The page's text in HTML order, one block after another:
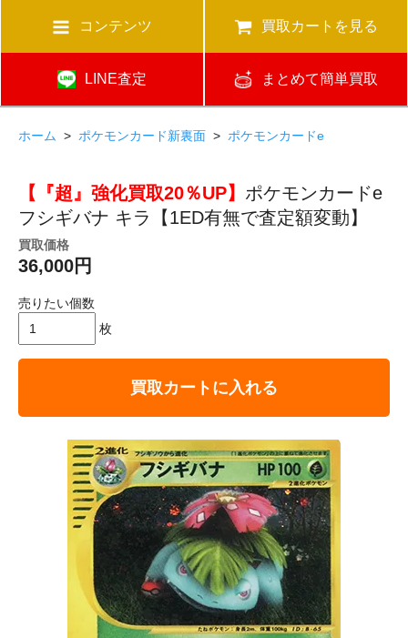
コンテンツ 買取カートを見る
LINE査定 まとめて簡単買取
ホーム > ポケモンカード新裏面 > ポケモンカードe
【『超』強化買取20％UP】 ポケモンカードe
フシギバナ キラ【1ED有無で査定額変動】
買取価格
36,000円
売りたい個数
枚
買取カートに入れる